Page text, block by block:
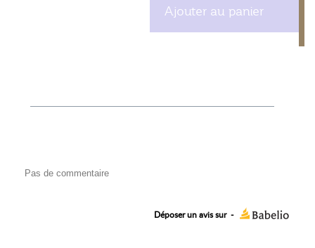
Ajouter au panier
Pas de commentaire
Déposer un avis sur -